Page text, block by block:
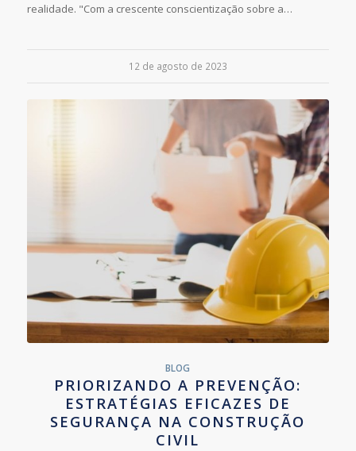
realidade. "Com a crescente conscientização sobre a…
12 de agosto de 2023
BLOG
PRIORIZANDO A PREVENÇÃO:
ESTRATÉGIAS EFICAZES DE
SEGURANÇA NA CONSTRUÇÃO
CIVIL